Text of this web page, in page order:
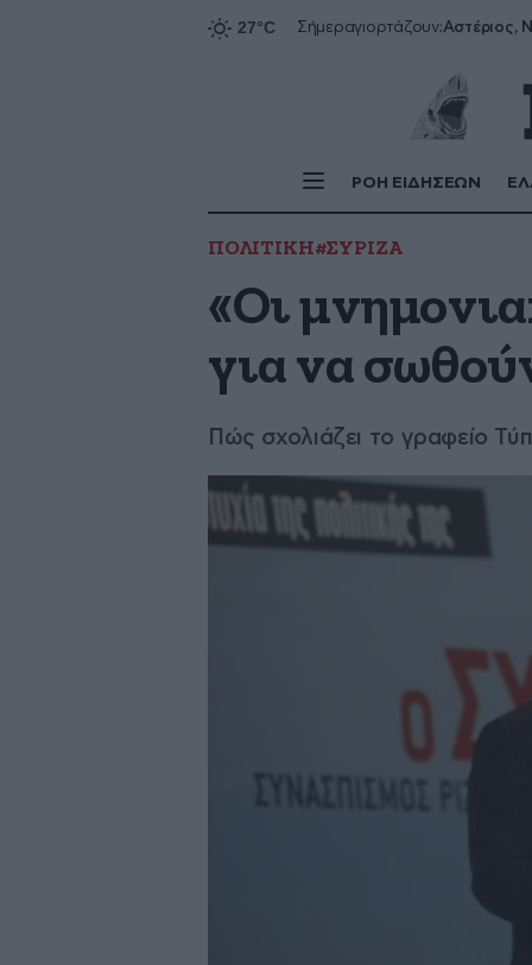
Σήμεραγιορτάζουν:Αστέριος,
ΡΟΗ ΕΙΔΗΣΕΩΝ
ΠΟΛΙΤΙΚΗ#ΣΥΡΙΖΑ
«Οι
για να
Πώς σχολιάζει το γραφείο